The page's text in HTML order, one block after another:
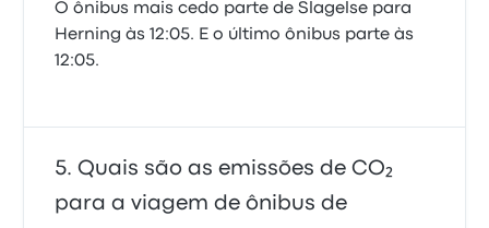
O ônibus mais cedo parte de Slagelse para
Herning às 12:05. E o último ônibus parte às
12:05.
Quais são as emissões de CO₂
para a viagem de ônibus de